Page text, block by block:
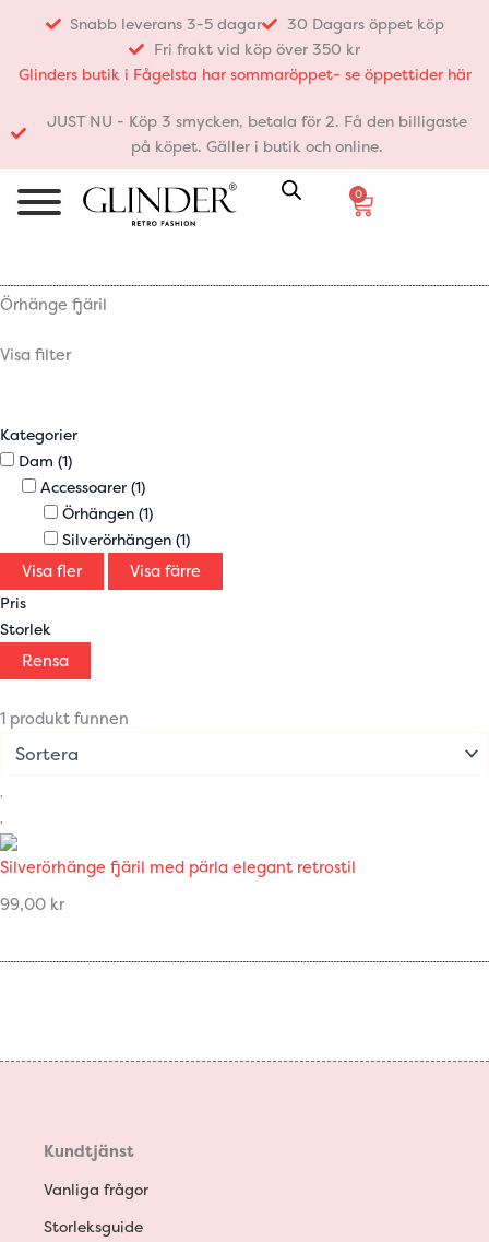
innehåll
Snabb leverans 3-5 dagar
30 Dagars öppet köp
Fri frakt vid köp över 350 kr
Glinders butik i Fågelsta har sommaröppet- se öppettider här
JUST NU - Köp 3 smycken, betala för 2. Få den billigaste
på köpet. Gäller i butik och online.
0
Varukorg
Örhänge fjäril
Visa filter
Kategorier
Dam (1)
Accessoarer (1)
Örhängen (1)
Silverörhängen (1)
Visa fler Visa färre
Pris
Storlek
Rensa
1 produkt funnen
Silverörhänge fjäril med pärla elegant retrostil
99,00 kr
Kundtjänst
Vanliga frågor
Storleksguide